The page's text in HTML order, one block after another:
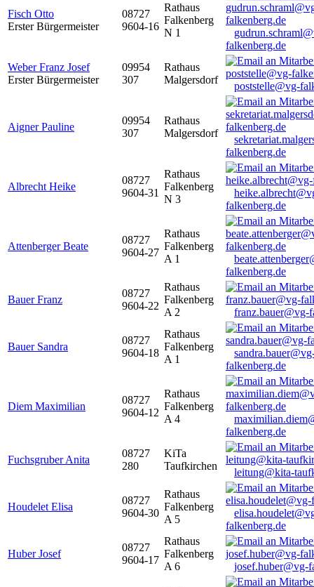
Fisch Otto
Erster Bürgermeister
08727
9604-16
Rathaus
Falkenberg
N 1
falkenberg.de
Weber Franz Josef
Erster Bürgermeister
09954
307
Rathaus
Malgersdorf
poststelle@vg-
Aigner Pauline
09954
307
Rathaus
Malgersdorf
falkenberg.de
Albrecht Heike
08727
9604-31
Rathaus
Falkenberg
N 3
falkenberg.de
Attenberger Beate
08727
9604-27
Rathaus
Falkenberg
A 1
falkenberg.de
Bauer Franz
08727
9604-22
Rathaus
Falkenberg
A 2
franz.bauer@vg-
Bauer Sandra
08727
9604-18
Rathaus
Falkenberg
A 1
falkenberg.de
Diem Maximilian
08727
9604-12
Rathaus
Falkenberg
A 4
falkenberg.de
Fuchsgruber Anita
08727
280
KiTa
Taufkirchen
leitung@kita-
Houdelet Elisa
08727
9604-30
Rathaus
Falkenberg
A 5
falkenberg.de
Huber Josef
08727
9604-17
Rathaus
Falkenberg
A 6
josef.huber@vg-